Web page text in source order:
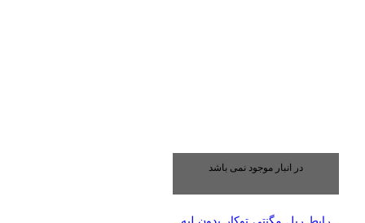
در انبار موجود نمی باشد